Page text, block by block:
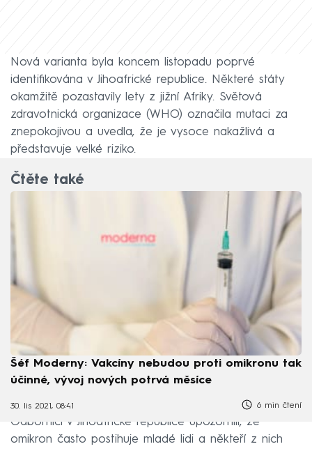
Nová varianta byla koncem listopadu poprvé
identifikována v Jihoafrické republice. Některé státy
okamžitě pozastavily lety z jižní Afriky. Světová
zdravotnická organizace (WHO) označila mutaci za
znepokojivou a uvedla, že je vysoce nakažlivá a
představuje velké riziko.
Čtěte také
Šéf Moderny: Vakcíny nebudou proti omikronu tak
účinné, vývoj nových potrvá měsíce
30. lis 2021, 08:41 6 min čtení
Odborníci v Jihoafrické republice upozornili, že
omikron často postihuje mladé lidi a někteří z nich